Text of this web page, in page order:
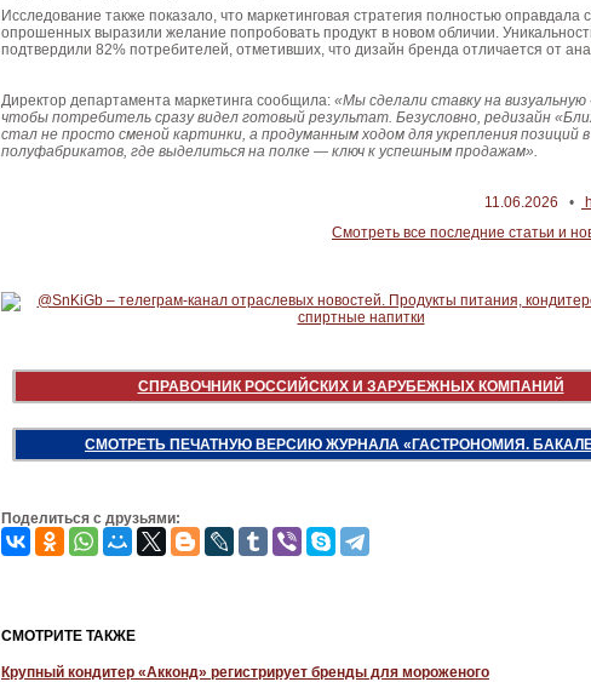
Исследование также показало, что маркетинговая стратегия полностью оправдала
опрошенных выразили желание попробовать продукт в новом обличии.
подтвердили 82% потребителей, отметивших, что дизайн бренда отличается от
Директор департамента маркетинга сообщила: «Мы сделали ставку на визуальную
чтобы потребитель сразу видел готовый результат. Безусловно, редизайн
стал не просто сменой картинки, а продуманным ходом для укрепления позиций
полуфабрикатов, где выделиться на полке — ключ к успешным продажам».
11.06.2026 •
Смотреть все последние статьи и
СПРАВОЧНИК РОССИЙСКИХ И ЗАРУБЕЖНЫХ КОМПАНИЙ
СМОТРЕТЬ ПЕЧАТНУЮ ВЕРСИЮ ЖУРНАЛА «ГАСТРОНОМИЯ.
Поделиться с друзьями:
CМОТРИТЕ ТАКЖЕ
Крупный кондитер «Акконд» регистрирует бренды для мороженого